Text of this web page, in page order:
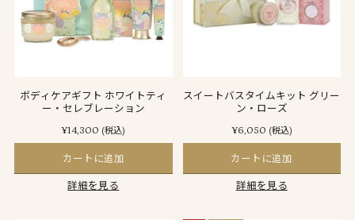
ボディケアギフト ホワイトティ
ー・セレブレーション
¥14,300 (税込)
カートに追加
詳細を見る
スイートバスタイムキット グリー
ン・ローズ
¥6,050 (税込)
カートに追加
詳細を見る